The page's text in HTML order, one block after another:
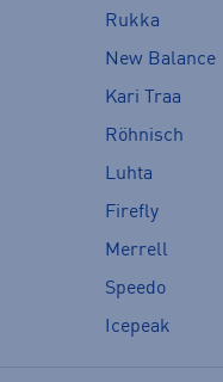
Rukka
New Balance
Kari Traa
Röhnisch
Luhta
Firefly
Merrell
Speedo
Icepeak